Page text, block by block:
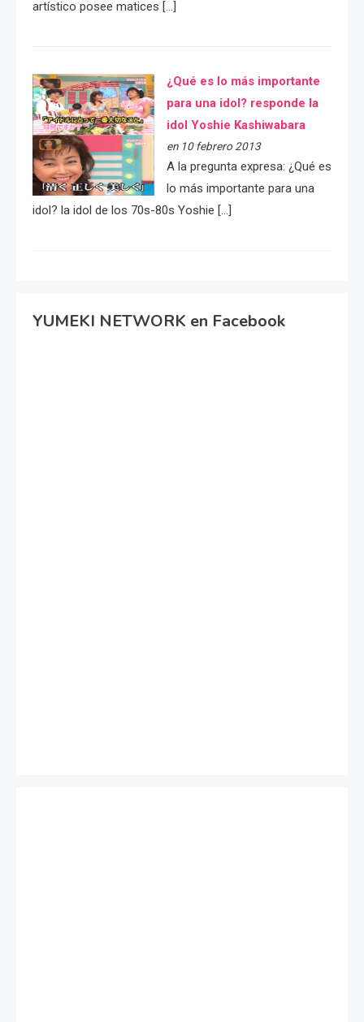
artístico posee matices […]
¿Qué es lo más importante
para una idol? responde la
idol Yoshie Kashiwabara
en 10 febrero 2013
A la pregunta expresa: ¿Qué es
lo más importante para una
idol? la idol de los 70s-80s Yoshie […]
YUMEKI NETWORK en Facebook